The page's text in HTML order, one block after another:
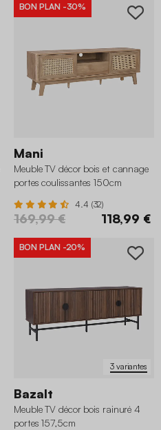
BON PLAN -30%
Mani
Meuble TV décor bois et cannage
portes coulissantes 150cm
4.4 (32)
169,99 € 118,99 €
3 variantes
BON PLAN -20%
Bazalt
Meuble TV décor bois rainuré 4
portes 157,5cm